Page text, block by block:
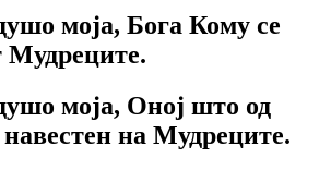
моја, Бога Кому се
Мудреците.
моја, Оној што од
на Мудреците.